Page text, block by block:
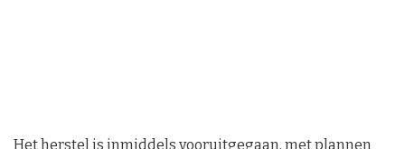
Het herstel is inmiddels vooruitgegaan, met plannen